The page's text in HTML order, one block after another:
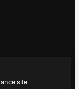
site